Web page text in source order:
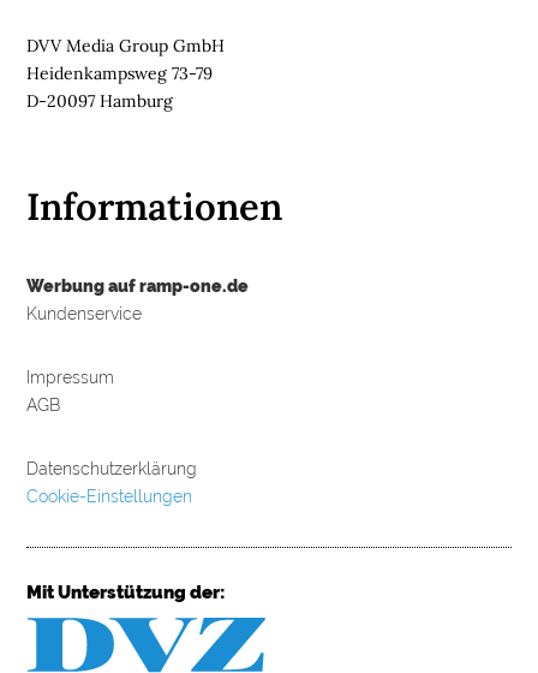
DVV Media Group GmbH
Heidenkampsweg 73-79
D-20097 Hamburg
Informationen
Werbung auf ramp-one.de
Kundenservice
Impressum
AGB
Datenschutzerklärung
Cookie-Einstellungen
Mit Unterstützung der: